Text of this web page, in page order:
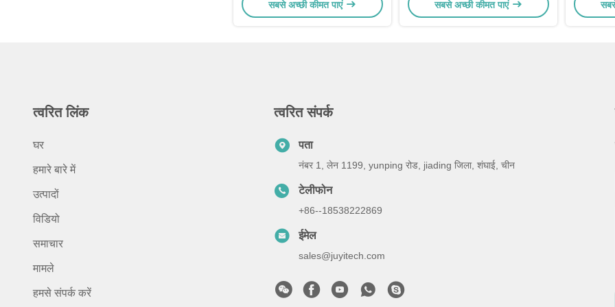
इलेक्ट्रिक वाहन अनुप्रयोगों के लिए
सबसे अच्छी कीमत पाएं
सबसे अच्छी कीमत पाएं
त्वरित लिंक
घर
हमारे बारे में
उत्पादों
विडियो
समाचार
मामले
हमसे संपर्क करें
त्वरित संपर्क
पता
नंबर 1, लेन 1199, yunping रोड, jiading जिला, शंघाई, चीन
टेलीफोन
+86--18538222869
ईमेल
sales@juyitech.com